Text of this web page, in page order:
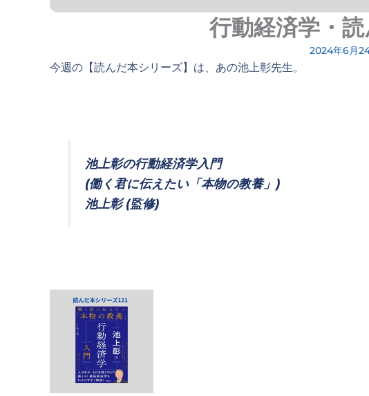
行動経済学・
2024年6月
今週の【読んだ本シリーズ】は、あの池上彰先生。
池上彰の行動経済学入門
(働く君に伝えたい「本物の教養」)
池上彰 (監修)